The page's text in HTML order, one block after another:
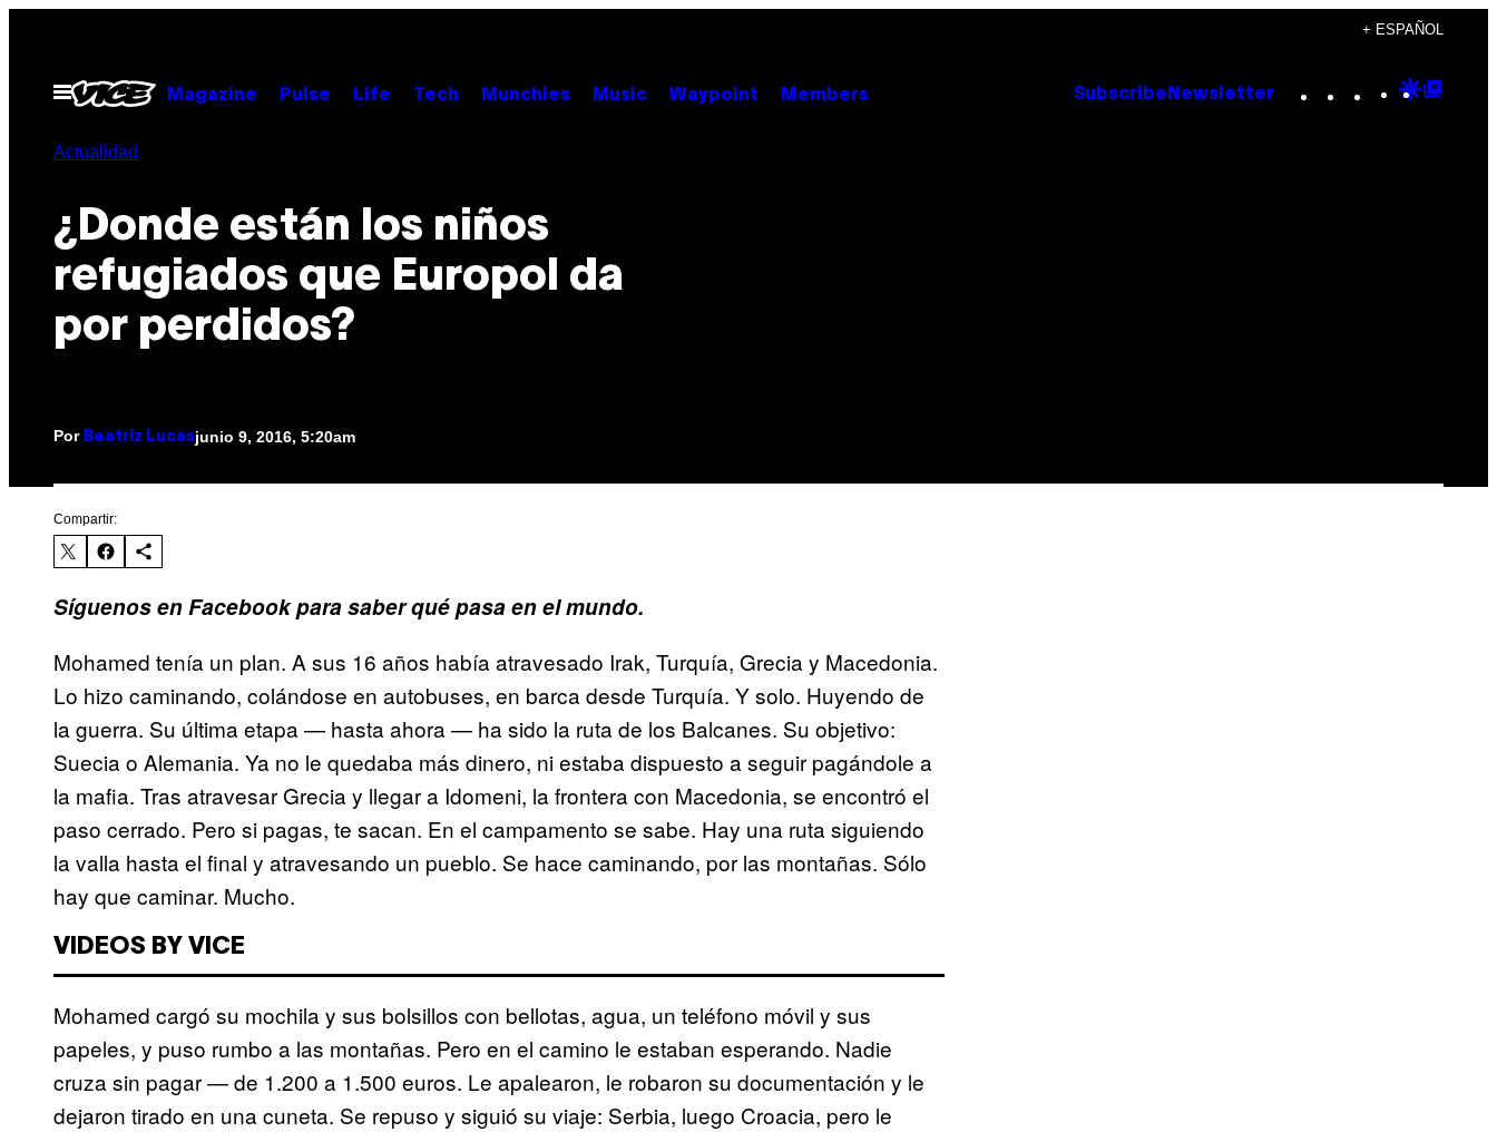
contenido
+ ESPAÑOL
Abrir
Menú
Magazine Pulse Life Tech Munchies Music Waypoint Members Subscribe Newsletter Instagram
TikTok
YouTube
Google
Actualidad
¿Donde están los niños
refugiados que Europol da
por perdidos?
Por Beatriz Lucasjunio 9, 2016, 5:20am
Compartir:
Síguenos en Facebook para saber qué pasa en el mundo.
Mohamed tenía un plan. A sus 16 años había atravesado Irak, Turquía, Grecia y Macedonia.
Lo hizo caminando, colándose en autobuses, en barca desde Turquía. Y solo. Huyendo de
la guerra. Su última etapa — hasta ahora — ha sido la ruta de los Balcanes. Su objetivo:
Suecia o Alemania. Ya no le quedaba más dinero, ni estaba dispuesto a seguir pagándole a
la mafia. Tras atravesar Grecia y llegar a Idomeni, la frontera con Macedonia, se encontró el
paso cerrado. Pero si pagas, te sacan. En el campamento se sabe. Hay una ruta siguiendo
la valla hasta el final y atravesando un pueblo. Se hace caminando, por las montañas. Sólo
hay que caminar. Mucho.
VIDEOS BY VICE
Mohamed cargó su mochila y sus bolsillos con bellotas, agua, un teléfono móvil y sus
papeles, y puso rumbo a las montañas. Pero en el camino le estaban esperando. Nadie
cruza sin pagar — de 1.200 a 1.500 euros. Le apalearon, le robaron su documentación y le
dejaron tirado en una cuneta. Se repuso y siguió su viaje: Serbia, luego Croacia, pero le